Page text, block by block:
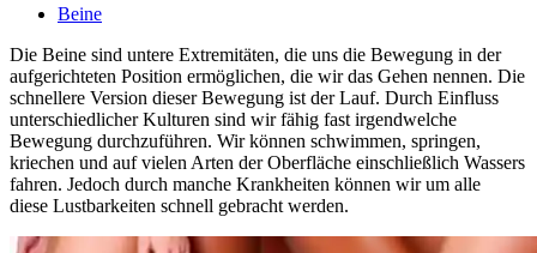
Beine
Die Beine sind untere Extremitäten, die uns die Bewegung in der
aufgerichteten Position ermöglichen, die wir das Gehen nennen. Die
schnellere Version dieser Bewegung ist der Lauf. Durch Einfluss
unterschiedlicher Kulturen sind wir fähig fast irgendwelche
Bewegung durchzuführen. Wir können schwimmen, springen,
kriechen und auf vielen Arten der Oberfläche einschließlich Wassers
fahren. Jedoch durch manche Krankheiten können wir um alle
diese Lustbarkeiten schnell gebracht werden.